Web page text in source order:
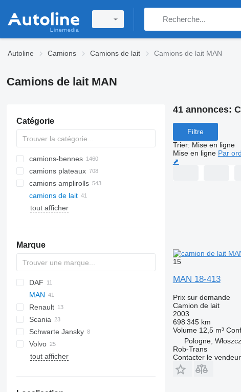
Autoline Camions Camions de lait Camions de lait MAN
Camions de lait MAN
Catégorie
camions-bennes
camions plateaux
camions amplirolls
camions de lait
tout afficher
Marque
DAF
CF
LF
XF
Eurotrakker
Stralis
Trakker
N-Series
MAN
TGA
TGA 26
TGA 26.350
TGA 26.390
TGS
TGS 18.440
TGS 26.360
TGS 26.400
Actros
Atego
Renault
Kerax
Midliner
Midlum
Premium
Scania
P-series
R-series
Schwarte Jansky
Volvo
FE
433362
tout afficher
41 annonces:
Filtre
Trier: Mise en ligne
Mise en ligne Par
⬈
15
MAN 18-413
Prix sur demande
Camion de lait
2003
698 345 km
Volume 12,5 m³
Pologne,
Rob-Trans
Contacter le vendeur